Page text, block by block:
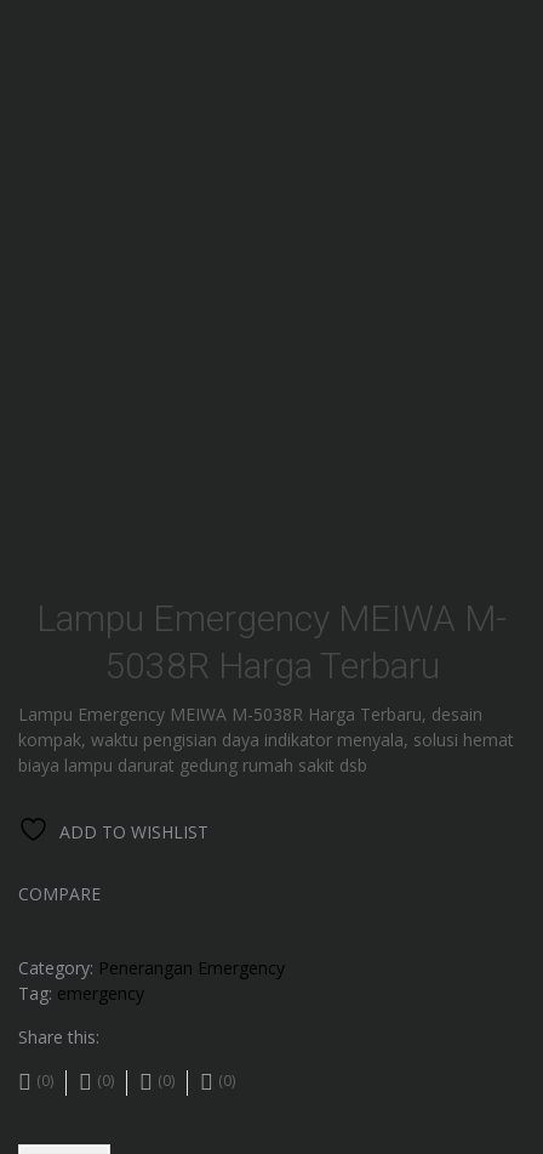
Lampu Emergency MEIWA M-
5038R Harga Terbaru
Lampu Emergency MEIWA M-5038R Harga Terbaru, desain
kompak, waktu pengisian daya indikator menyala, solusi hemat
biaya lampu darurat gedung rumah sakit dsb
ADD TO WISHLIST
COMPARE
Category: Penerangan Emergency
Tag: emergency
Share this:
(0) (0) (0) (0)